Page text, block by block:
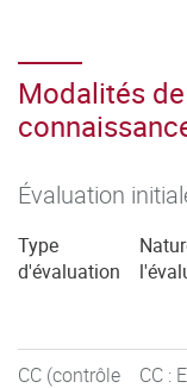
Modalités
Évaluation
Type
d'évaluation
CC (contrôle
CC :